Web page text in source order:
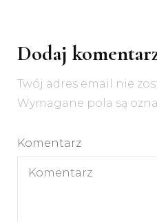
Dodaj
Twój adres email nie
Wymagane pola są
Komentarz